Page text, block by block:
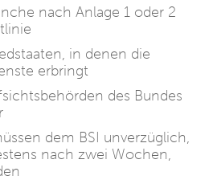
nach Anlage 1 oder 2
in denen die
erbringt
des Bundes
dem BSI unverzüglich,
nach zwei Wochen,